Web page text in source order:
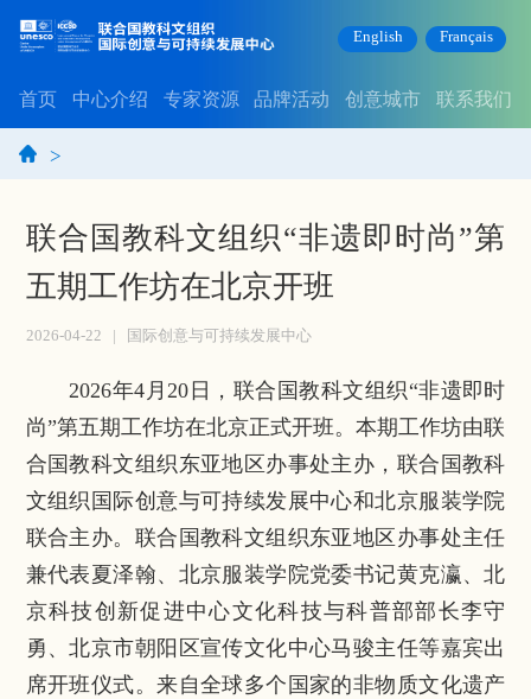
English Français
首页 中心介绍 专家资源 品牌活动 创意城市 联系我们
>
联合国教科文组织“非遗即时尚”第
五期工作坊在北京开班
2026-04-22 国际创意与可持续发展中心
2026年4月20日，联合国教科文组织“非遗即时
尚”第五期工作坊在北京正式开班。本期工作坊由联
合国教科文组织东亚地区办事处主办，联合国教科
文组织国际创意与可持续发展中心和北京服装学院
联合主办。联合国教科文组织东亚地区办事处主任
兼代表夏泽翰、北京服装学院党委书记黄克瀛、北
京科技创新促进中心文化科技与科普部部长李守
勇、北京市朝阳区宣传文化中心马骏主任等嘉宾出
席开班仪式。来自全球多个国家的非物质文化遗产